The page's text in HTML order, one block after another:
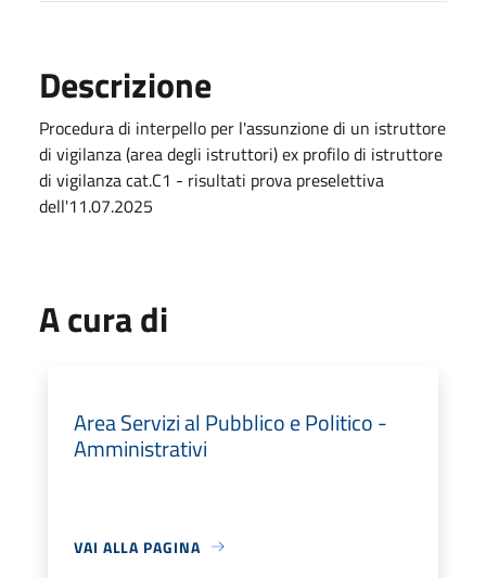
Descrizione
Procedura di interpello per l'assunzione di un istruttore
di vigilanza (area degli istruttori) ex profilo di istruttore
di vigilanza cat.C1 - risultati prova preselettiva
dell'11.07.2025
A cura di
Area Servizi al Pubblico e Politico -
Amministrativi
VAI ALLA PAGINA